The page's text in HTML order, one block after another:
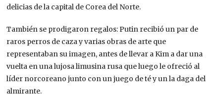
delicias de la capital de Corea del Norte.
También se prodigaron regalos: Putin recibió un par de
raros perros de caza y varias obras de arte que
representaban su imagen, antes de llevar a Kim a dar una
vuelta en una lujosa limusina rusa que luego le ofreció al
líder norcoreano junto con un juego de té y un la daga del
almirante.